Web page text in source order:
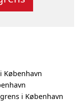
København
i København